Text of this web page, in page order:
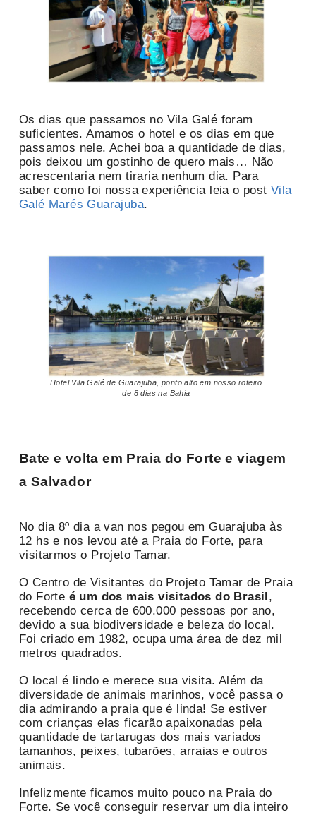
Os dias que passamos no Vila Galé foram
suficientes. Amamos o hotel e os dias em que
passamos nele. Achei boa a quantidade de dias,
pois deixou um gostinho de quero mais… Não
acrescentaria nem tiraria nenhum dia. Para
saber como foi nossa experiência leia o post Vila
Galé Marés Guarajuba.
Hotel Vila Galé de Guarajuba, ponto alto em nosso roteiro
de 8 dias na Bahia
Bate e volta em Praia do Forte e viagem
a Salvador
No dia 8º dia a van nos pegou em Guarajuba às
12 hs e nos levou até a Praia do Forte, para
visitarmos o Projeto Tamar.
O Centro de Visitantes do Projeto Tamar de Praia
do Forte é um dos mais visitados do Brasil ,
recebendo cerca de 600.000 pessoas por ano,
devido a sua biodiversidade e beleza do local.
Foi criado em 1982, ocupa uma área de dez mil
metros quadrados.
O local é lindo e merece sua visita. Além da
diversidade de animais marinhos, você passa o
dia admirando a praia que é linda! Se estiver
com crianças elas ficarão apaixonadas pela
quantidade de tartarugas dos mais variados
tamanhos, peixes, tubarões, arraias e outros
animais.
Infelizmente ficamos muito pouco na Praia do
Forte. Se você conseguir reservar um dia inteiro